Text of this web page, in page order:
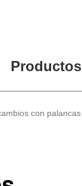
Productos
con palancas